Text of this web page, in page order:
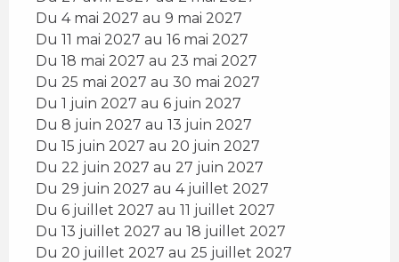
Du 4 mai 2027 au 9 mai 2027
Du 11 mai 2027 au 16 mai 2027
Du 18 mai 2027 au 23 mai 2027
Du 25 mai 2027 au 30 mai 2027
Du 1 juin 2027 au 6 juin 2027
Du 8 juin 2027 au 13 juin 2027
Du 15 juin 2027 au 20 juin 2027
Du 22 juin 2027 au 27 juin 2027
Du 29 juin 2027 au 4 juillet 2027
Du 6 juillet 2027 au 11 juillet 2027
Du 13 juillet 2027 au 18 juillet 2027
Du 20 juillet 2027 au 25 juillet 2027